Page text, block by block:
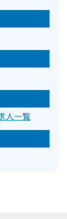
人一覧